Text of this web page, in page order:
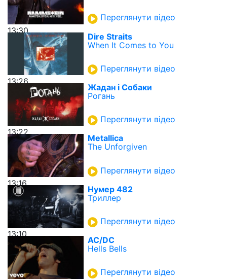
13:30
Переглянути відео
13:26
Dire Straits
When It Comes to You
Переглянути відео
13:22
Жадан і Собаки
Рогань
Переглянути відео
13:16
Metallica
The Unforgiven
Переглянути відео
13:10
Нумер 482
Триллер
Переглянути відео
AC/DC
Hells Bells
Переглянути відео